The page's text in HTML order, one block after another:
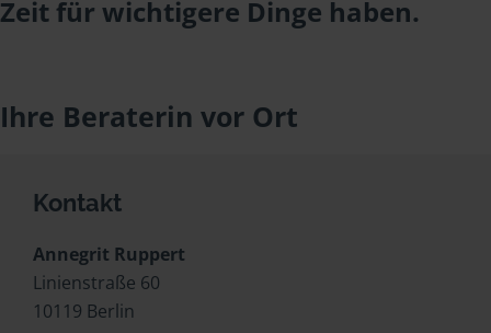
Zeit für wichtigere Dinge haben.
Ihre Beraterin vor Ort
Kontakt
Annegrit Ruppert
Linienstraße 60
10119 Berlin